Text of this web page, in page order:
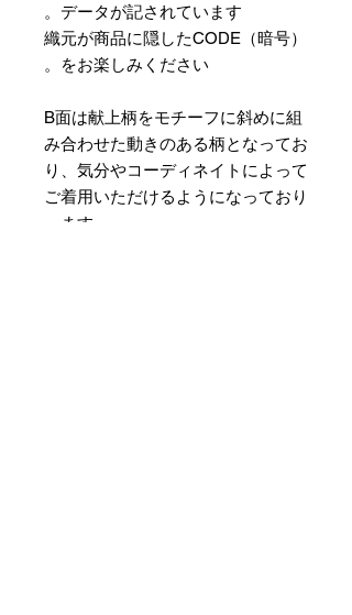
データが記されています。
織元が商品に隠したCODE（暗号）
をお楽しみください。
B面は献上柄をモチーフに斜めに組
み合わせた動きのある柄となってお
り、気分やコーディネイトによって
ご着用いただけるようになっており
ます。